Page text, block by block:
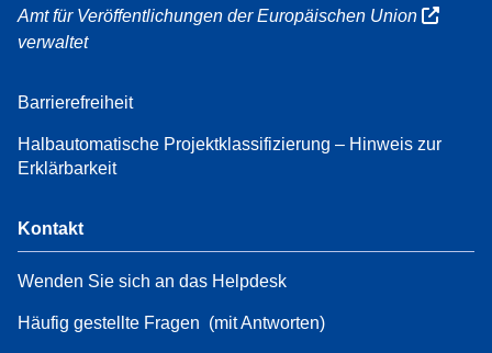
Amt für Veröffentlichungen der Europäischen Union
verwaltet
Barrierefreiheit
Halbautomatische Projektklassifizierung – Hinweis zur
Erklärbarkeit
Kontakt
Wenden Sie sich an das Helpdesk
Häufig gestellte Fragen (mit Antworten)